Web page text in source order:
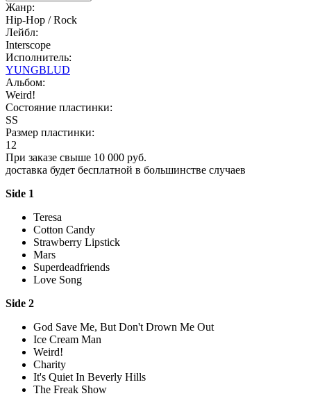
Жанр:
Hip-Hop / Rock
Лейбл:
Interscope
Исполнитель:
YUNGBLUD
Альбом:
Weird!
Состояние пластинки:
SS
Размер пластинки:
12
При заказе свыше 10 000 руб.
доставка будет бесплатной в большинстве случаев
Side 1
Teresa
Cotton Candy
Strawberry Lipstick
Mars
Superdeadfriends
Love Song
Side 2
God Save Me, But Don't Drown Me Out
Ice Cream Man
Weird!
Charity
It's Quiet In Beverly Hills
The Freak Show